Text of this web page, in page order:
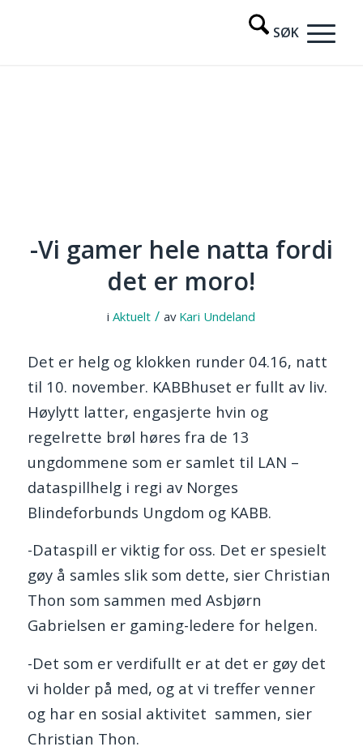
-Vi gamer hele natta fordi
det er moro!
iAktuelt / av Kari Undeland
Det er helg og klokken runder 04.16, natt
til 10. november. KABBhuset er fullt av liv.
Høylytt latter, engasjerte hvin og
regelrette brøl høres fra de 13
ungdommene som er samlet til LAN –
dataspillhelg i regi av Norges
Blindeforbunds Ungdom og KABB.
-Dataspill er viktig for oss. Det er spesielt
gøy å samles slik som dette, sier Christian
Thon som sammen med Asbjørn
Gabrielsen er gaming-ledere for helgen.
-Det som er verdifullt er at det er gøy det
vi holder på med, og at vi treffer venner
og har en sosial aktivitet sammen, sier
Christian Thon.